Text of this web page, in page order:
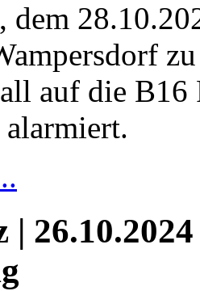
dem
auf die B16
|